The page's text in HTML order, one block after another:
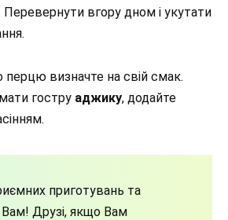
Перевернути вгору дном і укутати
перцю визначте на свій смак.
гостру аджику, додайте
приготувань та
Друзі, якщо Вам